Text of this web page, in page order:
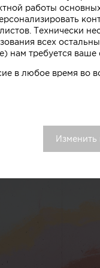
при помощи
мороженого
в автоматах
объектов
как на
слоев
небольшого
работы
Технически
всех
нам требуется ваше
в любое время во
Изменить